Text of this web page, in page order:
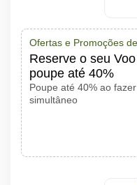
Ofertas e Promoções
Reserve o seu
poupe até 40%
Poupe até 40% ao
simultâneo